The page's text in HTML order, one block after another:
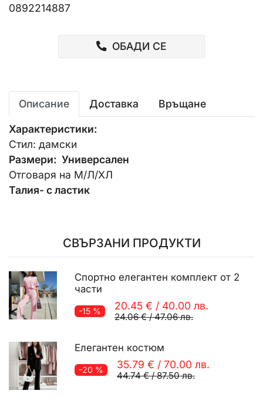
0892214887
ОБАДИ СЕ
Описание Доставка Връщане
Характеристики:
Стил: дамски
Размери: Универсален
Отговаря на М/Л/ХЛ
Талия- с ластик
СВЪРЗАНИ ПРОДУКТИ
Спортно елегантен комплект от 2
части
-15 % 20.45 € / 40.00 лв.
24.06 €/47.06 лв.
Елегантен костюм
-20 % 35.79 € / 70.00 лв.
44.74 €/87.50 лв.